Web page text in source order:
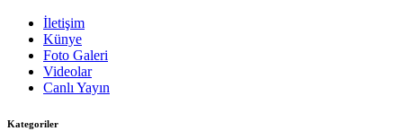
İletişim
Künye
Foto Galeri
Videolar
Canlı Yayın
Kategoriler